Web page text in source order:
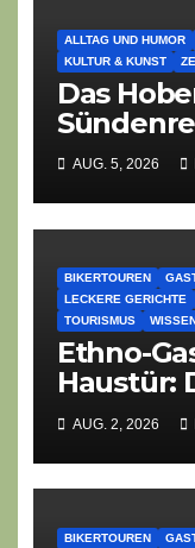
ALLTAG UND HUMOR
KULTUR & KUNST
Das
eines
Dorffest-
AUG. 5, 2026
BIKERTOUREN
LECKERE GERICHTE
TOURISMUS
Ethno-
Haustür:
Gasthofs
AUG. 2, 2026
BIKERTOUREN